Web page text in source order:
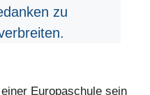
zu
Europaschule sein